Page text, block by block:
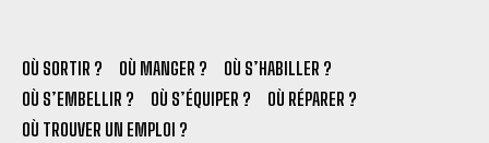
OÙ SORTIR ? OÙ MANGER ?
OÙ S’HABILLER ?
OÙ S’EMBELLIR ?
OÙ S’ÉQUIPER ?
OÙ RÉPARER ?
OÙ TROUVER UN EMPLOI ?